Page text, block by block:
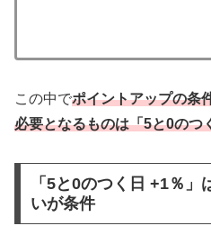
この中でポイントアップの条
必要となるものは「5と0のつ
「5と0のつく日 +1％
いが条件